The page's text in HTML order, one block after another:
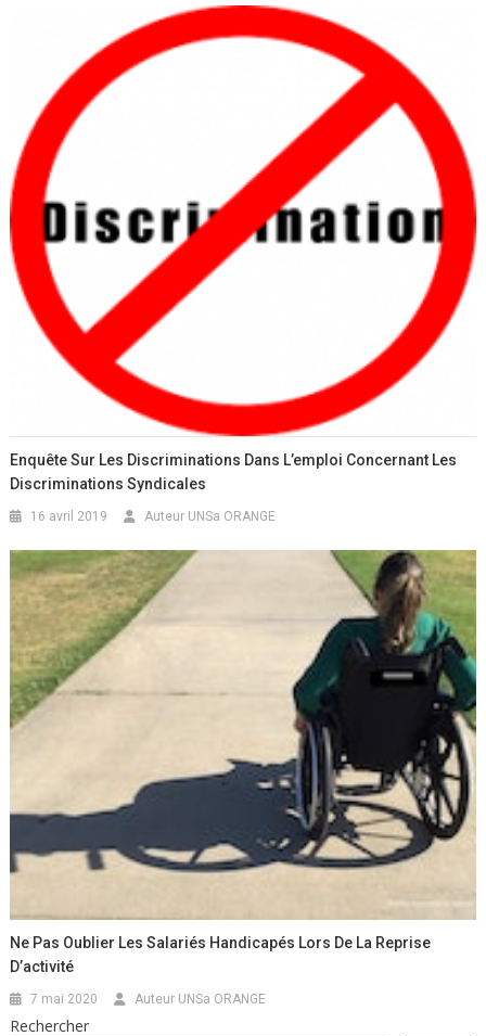
Enquête Sur Les Discriminations Dans L’emploi Concernant Les
Discriminations Syndicales
16 avril 2019 Auteur UNSa ORANGE
Ne Pas Oublier Les Salariés Handicapés Lors De La Reprise
D’activité
7 mai 2020 Auteur UNSa ORANGE
Rechercher